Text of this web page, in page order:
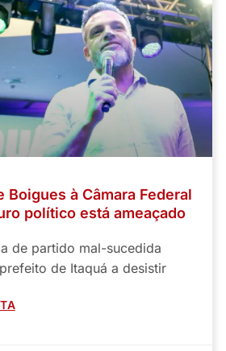
Boigues à Câmara Federal
político está ameaçado
de partido mal-sucedida
de Itaquá a desistir